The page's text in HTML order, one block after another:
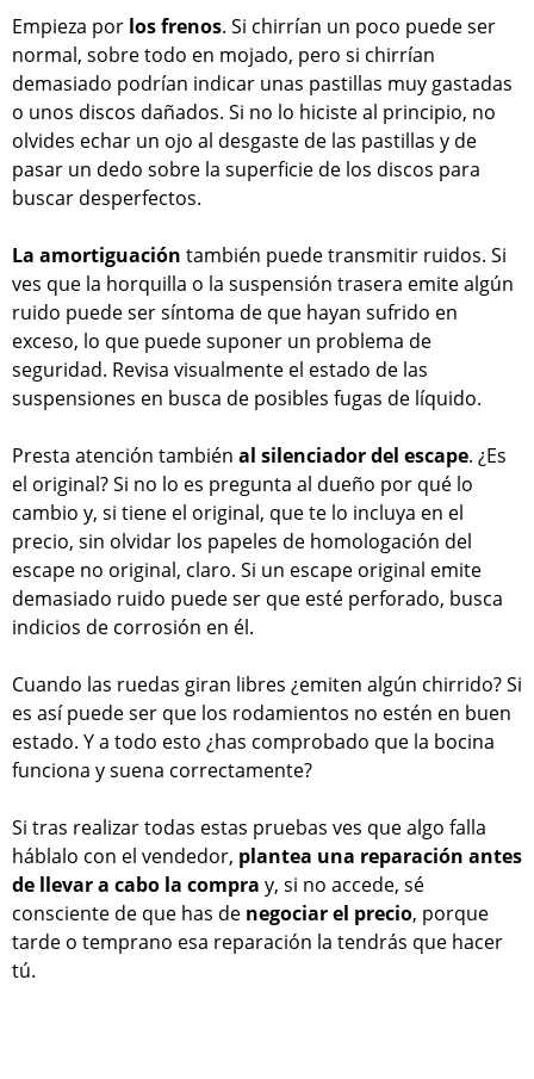
Empieza por los frenos. Si chirrían un poco puede ser
normal, sobre todo en mojado, pero si chirrían
demasiado podrían indicar unas pastillas muy gastadas
o unos discos dañados. Si no lo hiciste al principio, no
olvides echar un ojo al desgaste de las pastillas y de
pasar un dedo sobre la superficie de los discos para
buscar desperfectos.
La amortiguación también puede transmitir ruidos. Si
ves que la horquilla o la suspensión trasera emite algún
ruido puede ser síntoma de que hayan sufrido en
exceso, lo que puede suponer un problema de
seguridad. Revisa visualmente el estado de las
suspensiones en busca de posibles fugas de líquido.
Presta atención también al silenciador del escape. ¿Es
el original? Si no lo es pregunta al dueño por qué lo
cambio y, si tiene el original, que te lo incluya en el
precio, sin olvidar los papeles de homologación del
escape no original, claro. Si un escape original emite
demasiado ruido puede ser que esté perforado, busca
indicios de corrosión en él.
Cuando las ruedas giran libres ¿emiten algún chirrido? Si
es así puede ser que los rodamientos no estén en buen
estado. Y a todo esto ¿has comprobado que la bocina
funciona y suena correctamente?
Si tras realizar todas estas pruebas ves que algo falla
háblalo con el vendedor, plantea una reparación antes
de llevar a cabo la compra y, si no accede, sé
consciente de que has de negociar el precio, porque
tarde o temprano esa reparación la tendrás que hacer
tú.